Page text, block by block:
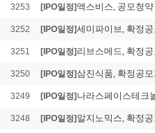
3253 [IPO일정]액스비스, 공모청약
3252 [IPO일정]세미파이브, 확정
3251 [IPO일정] 리브스메드, 확정
3250 [IPO일정]삼진식품, 확정공모
3249 [IPO일정] 나라스페이스테크
3248 [IPO일정] 알지노믹스, 확정